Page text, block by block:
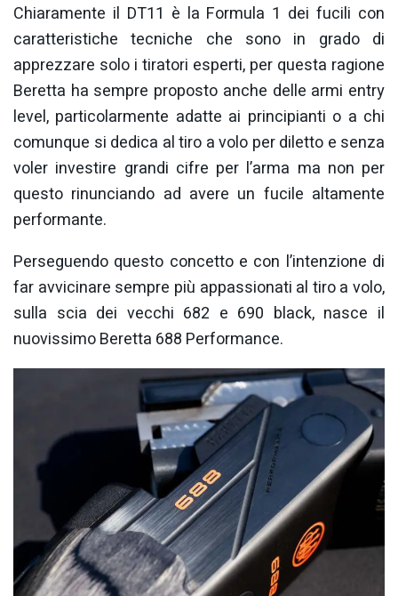
Chiaramente il DT11 è la Formula 1 dei fucili con
caratteristiche tecniche che sono in grado di
apprezzare solo i tiratori esperti, per questa ragione
Beretta ha sempre proposto anche delle armi entry
level, particolarmente adatte ai principianti o a chi
comunque si dedica al tiro a volo per diletto e senza
voler investire grandi cifre per l’arma ma non per
questo rinunciando ad avere un fucile altamente
performante.
Perseguendo questo concetto e con l’intenzione di
far avvicinare sempre più appassionati al tiro a volo,
sulla scia dei vecchi 682 e 690 black, nasce il
nuovissimo Beretta 688 Performance.